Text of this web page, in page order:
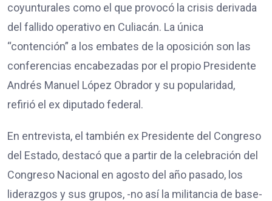
coyunturales como el que provocó la crisis derivada
del fallido operativo en Culiacán. La única
“contención” a los embates de la oposición son las
conferencias encabezadas por el propio Presidente
Andrés Manuel López Obrador y su popularidad,
refirió el ex diputado federal.
En entrevista, el también ex Presidente del Congreso
del Estado, destacó que a partir de la celebración del
Congreso Nacional en agosto del año pasado, los
liderazgos y sus grupos, -no así la militancia de base-